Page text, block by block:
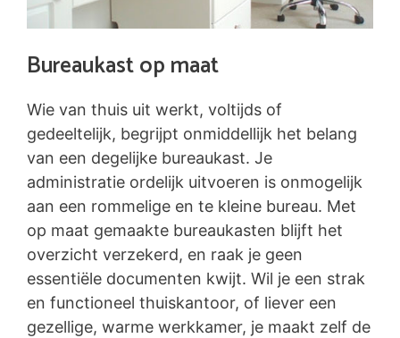
Bureaukast op maat
Wie van thuis uit werkt, voltijds of
gedeeltelijk, begrijpt onmiddellijk het belang
van een degelijke bureaukast. Je
administratie ordelijk uitvoeren is onmogelijk
aan een rommelige en te kleine bureau. Met
op maat gemaakte bureaukasten blijft het
overzicht verzekerd, en raak je geen
essentiële documenten kwijt. Wil je een strak
en functioneel thuiskantoor, of liever een
gezellige, warme werkkamer, je maakt zelf de